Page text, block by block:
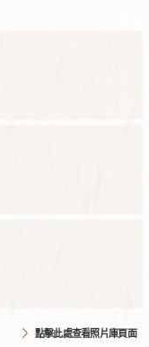
點擊此處查看照片庫頁面